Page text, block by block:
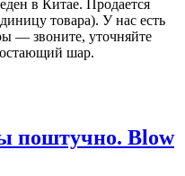
в Китае. Продается
товара). У нас есть
— звоните, уточняйте
шар.
поштучно. Blow